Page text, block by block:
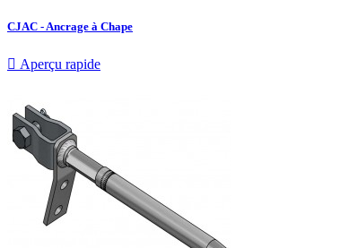
CJAC - Ancrage à Chape
 Aperçu rapide